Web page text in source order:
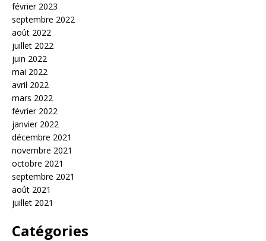
février 2023
septembre 2022
août 2022
juillet 2022
juin 2022
mai 2022
avril 2022
mars 2022
février 2022
janvier 2022
décembre 2021
novembre 2021
octobre 2021
septembre 2021
août 2021
juillet 2021
Catégories